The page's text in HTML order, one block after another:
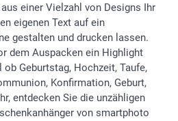
einer Vielzahl von Designs Ihr
eigenen Text auf ein
gestalten und drucken lassen.
dem Auspacken ein Highlight
ob Geburtstag, Hochzeit, Taufe,
Konfirmation, Geburt,
entdecken Sie die unzähligen
von smartphoto